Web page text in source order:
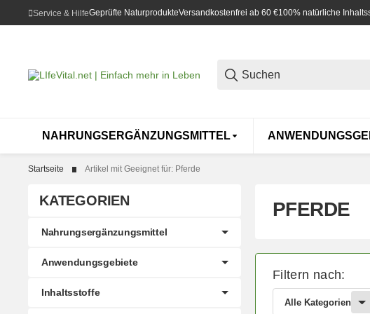
Service & HilfeGeprüfte NaturprodukteVersandkostenfrei ab 60 €100% natürliche
NAHRUNGSERGÄNZUNGSMITTEL
Startseite Artikel mit Geeignet für: Pferde
PFERDE
Filtern nach:
Alle Kategorien
KATEGORIEN
Nahrungsergänzungsmittel
Anwendungsgebiete
Inhaltsstoffe